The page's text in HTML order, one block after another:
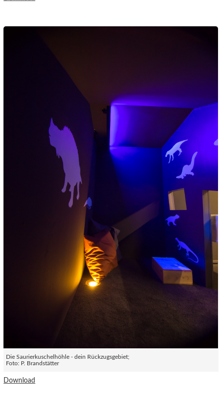
Die Saurierkuschelhöhle - dein Rückzugsgebiet;
Foto: P. Brandstätter
Download